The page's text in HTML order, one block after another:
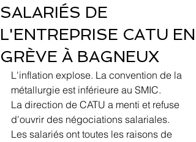
SALARIÉS DE
L'ENTREPRISE CATU EN
GRÈVE À BAGNEUX
L'inflation explose. La convention de la
métallurgie est inférieure au SMIC.
La direction de CATU a menti et refuse
d'ouvrir des négociations salariales.
Les salariés ont toutes les raisons de